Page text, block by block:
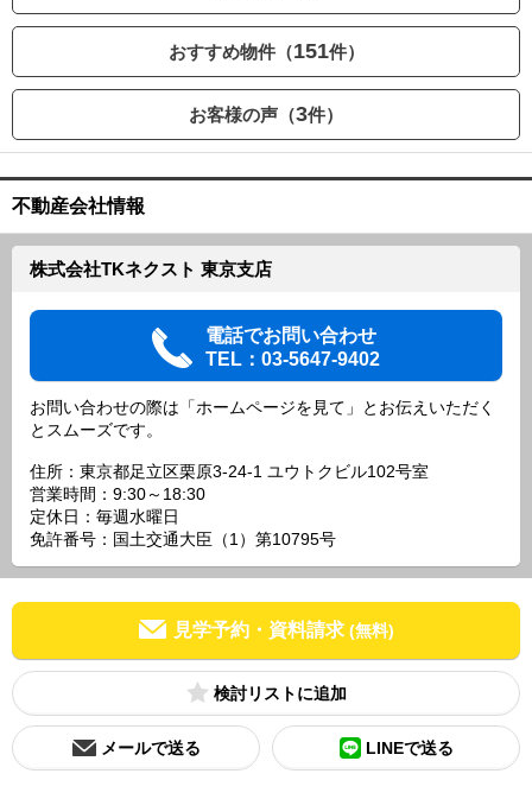
おすすめ物件（151件）
お客様の声（3件）
不動産会社情報
株式会社TKネクスト 東京支店
電話でお問い合わせ
TEL：03-5647-9402
お問い合わせの際は「ホームページを見て」とお伝えいただく
とスムーズです。
住所：東京都足立区栗原3-24-1 ユウトクビル102号室
営業時間：9:30～18:30
定休日：毎週水曜日
免許番号：国土交通大臣（1）第10795号
見学予約・資料請求 (無料)
検討リスト
メールで送る LINEで送る